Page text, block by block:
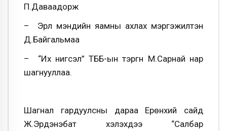
П.Даваадорж
– Эрүүл мэндийн яамны ахлах мэргэжилтэн
Д.Байгальмаа
– “Их нигүүсэл” ТББ-ын тэргүүн М.Сарнай нар
шагнууллаа.
Шагнал гардуулсны дараа Ерөнхий сайд
Ж.Эрдэнэбат хэлэхдээ “Салбар